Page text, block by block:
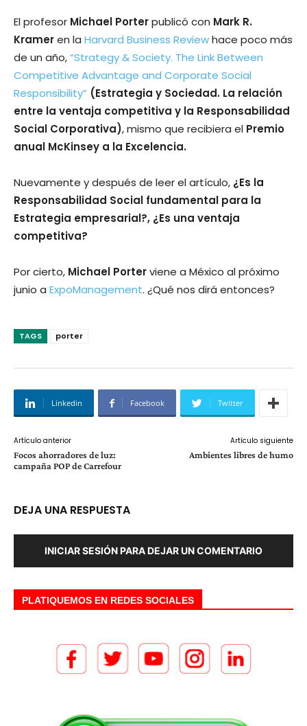
El profesor Michael Porterpublicó con Mark R.
Krameren la Harvard Business Reviewhace poco más
de un año,“Strategy & Society. The Link Between
Competitive Advantage and Corporate Social
Responsibility” (Estrategia y Sociedad. La relación
entre la ventaja competitiva y la Responsabilidad
Social Corporativa), mismo que recibiera el Premio
anual McKinsey a la Excelencia.
Nuevamente y después de leer el artí­culo, ¿Es la
Responsabilidad Social fundamental para la
Estrategia empresarial?, ¿Es una ventaja
competitiva?
Por cierto, Michael Porterviene a México al próximo
junio a ExpoManagement. ¿Qué nos dirá entonces?
TAGS porter
Linkedin Facebook Twitter
Artículo anterior
Focos ahorradores de luz:
campaña POP de Carrefour
Artículo siguiente
Ambientes libres de humo
DEJA UNA RESPUESTA
INICIAR SESIÓN PARA DEJAR UN COMENTARIO
PLATIQUEMOS EN REDES SOCIALES